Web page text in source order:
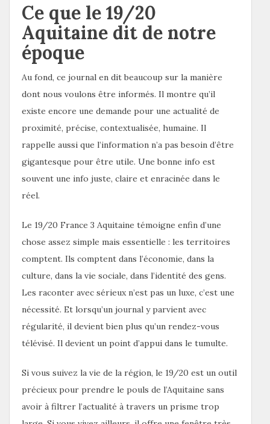
Ce que le 19/20
Aquitaine dit de notre
époque
Au fond, ce journal en dit beaucoup sur la manière
dont nous voulons être informés. Il montre qu’il
existe encore une demande pour une actualité de
proximité, précise, contextualisée, humaine. Il
rappelle aussi que l’information n’a pas besoin d’être
gigantesque pour être utile. Une bonne info est
souvent une info juste, claire et enracinée dans le
réel.
Le 19/20 France 3 Aquitaine témoigne enfin d’une
chose assez simple mais essentielle : les territoires
comptent. Ils comptent dans l’économie, dans la
culture, dans la vie sociale, dans l’identité des gens.
Les raconter avec sérieux n’est pas un luxe, c’est une
nécessité. Et lorsqu’un journal y parvient avec
régularité, il devient bien plus qu’un rendez-vous
télévisé. Il devient un point d’appui dans le tumulte.
Si vous suivez la vie de la région, le 19/20 est un outil
précieux pour prendre le pouls de l’Aquitaine sans
avoir à filtrer l’actualité à travers un prisme trop